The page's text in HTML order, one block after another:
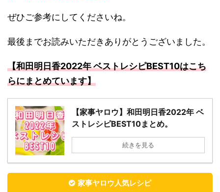
ぜひご参考にしてくださいね。
最後までお読みいただきありがとうございました。
【和田明日香2022年 ベストレシピBEST10はこち
らにまとめています】
【家事ヤロウ】和田明日香2022年 ベ
ストレシピBEST10まとめ。
続きを見る
家事ヤロウ人気レシピ